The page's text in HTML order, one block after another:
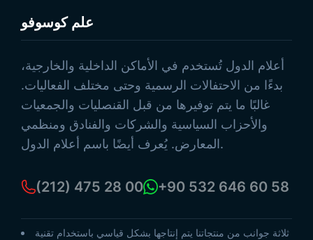
علم كوسوفو
أعلام الدول تُستخدم في الأماكن الداخلية والخارجية،
بدءًا من الاحتفالات الرسمية وحتى مختلف الفعاليات.
غالبًا ما يتم توفيرها من قبل القنصليات والجمعيات
والأحزاب السياسية والشركات والفنادق ومنظمي
المعارض. يُعرف أيضًا باسم أعلام الدول.
(212) 475 28 00 +90 532 646 60 58
ثلاثة جوانب من منتجاتنا يتم إنتاجها بشكل قياسي باستخدام تقنية